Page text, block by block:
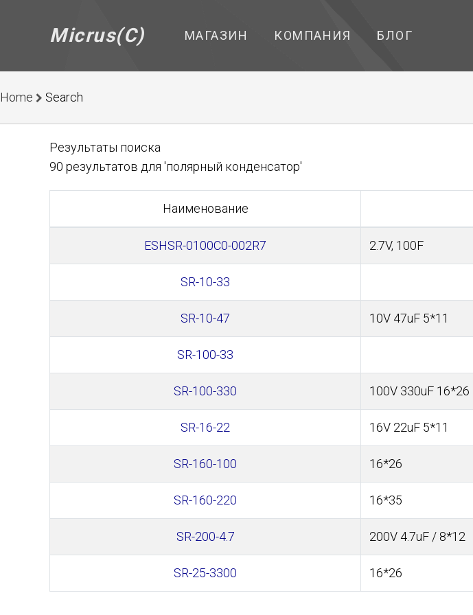
Micrus(C) МАГАЗИН КОМПАНИЯ БЛОГ
Home Search
Результаты поиска
90 результатов для 'полярный конденсатор'
Наименование
ESHSR-0100C0-002R7 2.7V, 100F
SR-10-33
SR-10-47 10V 47uF 5*11
SR-100-33
SR-100-330 100V 330uF 16*26
SR-16-22 16V 22uF 5*11
SR-160-100 16*26
SR-160-220 16*35
SR-200-4.7 200V 4.7uF / 8*12
SR-25-3300 16*26